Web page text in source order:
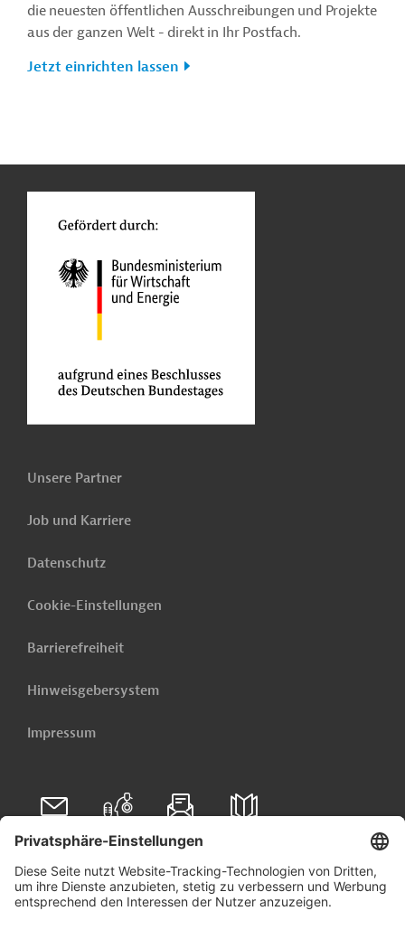
die neuesten öffentlichen Ausschreibungen und Projekte
aus der ganzen Welt - direkt in Ihr Postfach.
Jetzt einrichten lassen
Unsere Partner
Job und Karriere
Datenschutz
Cookie-Einstellungen
Barrierefreiheit
Hinweisgebersystem
Impressum
Folgen Sie uns auf